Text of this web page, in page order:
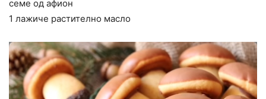
семе од афион
1 лажиче растително масло